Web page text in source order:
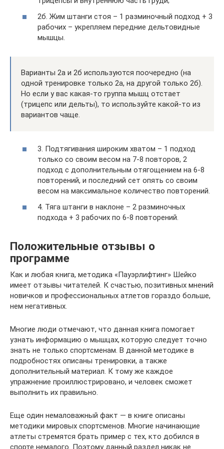
2б. Жим штанги стоя – 1 разминочный подход + 3
рабочих – укрепляем передние дельтовидные
мышцы.
Варианты 2а и 2б используются поочередно (на
одной тренировке только 2а, на другой только 2б).
Но если у вас какая-то группа мышц отстает
(трицепс или дельты), то используйте какой-то из
вариантов чаще.
3. Подтягивания широким хватом – 1 подход
только со своим весом на 7-8 повторов, 2
подход с дополнительным отягощением на 6-8
повторений, и последний сет опять со своим
весом на максимальное количество повторений.
4. Тяга штанги в наклоне – 2 разминочных
подхода + 3 рабочих по 6-8 повторений.
Положительные отзывы о
программе
Как и любая книга, методика «Пауэрлифтинг» Шейко
имеет отзывы читателей. К счастью, позитивных мнений
новичков и профессиональных атлетов гораздо больше,
нем негативных.
Многие люди отмечают, что данная книга помогает
узнать информацию о мышцах, которую следует точно
знать не только спортсменам. В данной методике в
подробностях описаны тренировки, а также
дополнительный материал. К тому же каждое
упражнение проиллюстрировано, и человек сможет
выполнить их правильно.
Еще один немаловажный факт — в книге описаны
методики мировых спортсменов. Многие начинающие
атлеты стремятся брать пример с тех, кто добился в
спорте немалого. Поэтому данный раздел никак не